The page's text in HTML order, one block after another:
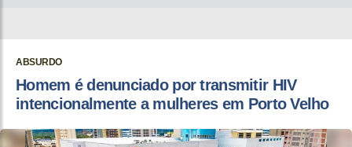
ABSURDO
Homem é denunciado por transmitir HIV
intencionalmente a mulheres em Porto Velho